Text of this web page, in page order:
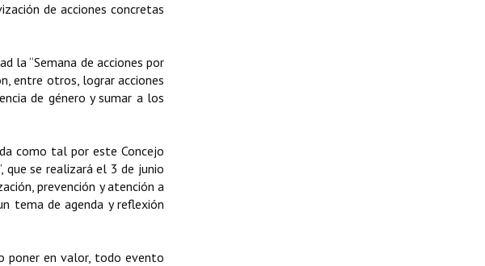
de acciones concretas
la “Semana de acciones por
entre otros, lograr acciones
de género y sumar a los
como tal por este Concejo
que se realizará el 3 de junio
prevención y atención a
tema de agenda y reflexión
poner en valor, todo evento